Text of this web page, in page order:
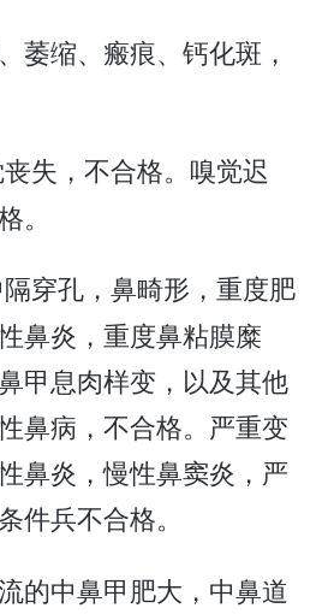
萎缩、瘢痕、钙化斑，
失，不合格。嗅觉迟
。
穿孔，鼻畸形，重度肥
鼻炎，重度鼻粘膜糜
甲息肉样变，以及其他
鼻病，不合格。严重变
鼻炎，慢性鼻窦炎，严
件兵不合格。
的中鼻甲肥大，中鼻道